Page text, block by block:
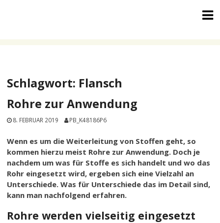
Schlagwort: Flansch
Rohre zur Anwendung
8. FEBRUAR 2019 PB_K48186P6
Wenn es um die Weiterleitung von Stoffen geht, so
kommen hierzu meist Rohre zur Anwendung. Doch je
nachdem um was für Stoffe es sich handelt und wo das
Rohr eingesetzt wird, ergeben sich eine Vielzahl an
Unterschiede. Was für Unterschiede das im Detail sind,
kann man nachfolgend erfahren.
Rohre werden vielseitig eingesetzt